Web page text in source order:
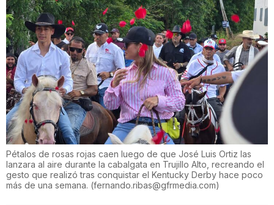
Pétalos de rosas rojas caen luego de que José Luis Ortiz las
lanzara al aire durante la cabalgata en Trujillo Alto, recreando el
gesto que realizó tras conquistar el Kentucky Derby hace poco
más de una semana. (fernando.ribas@gfrmedia.com)